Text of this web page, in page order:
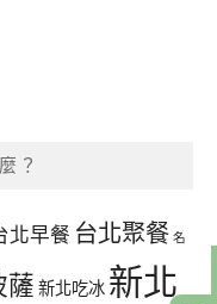
？
北早餐 台北聚餐 名
薩 新北吃冰 新北